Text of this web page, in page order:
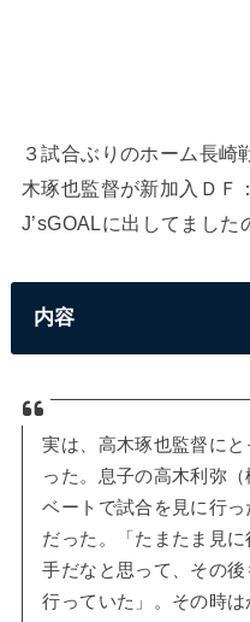
３試合ぶりのホーム長崎
木琢也監督が新加入ＤＦ
J’sGOALに出してました
内容
実は、高木琢也監督に
った。息子の高木利弥
ベートで試合を見に行
だった。「たまたま見
手だなと思って、その
行っていた」。その時